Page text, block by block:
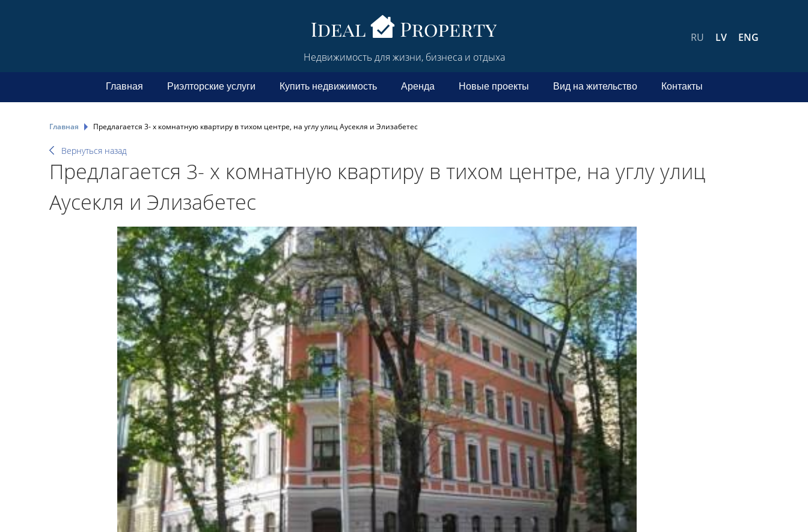
Недвижимость для жизни, бизнеса и отдыха
RU LV ENG
Главная Риэлторские услуги Купить недвижимость Аренда Новые проекты Вид на жительство Контакты
Главная Предлагается 3- х комнатную квартиру в тихом центре, на углу улиц Аусекля и Элизабетес
Вернуться назад
Предлагается 3- х комнатную квартиру в тихом центре, на углу улиц
Аусекля и Элизабетес